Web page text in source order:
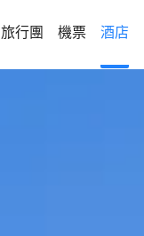
旅行團 機票 酒店